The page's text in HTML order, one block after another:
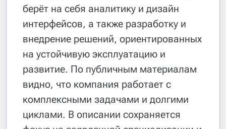
берёт на себя аналитику и дизайн
интерфейсов, а также разработку и
внедрение решений, ориентированных
на устойчивую эксплуатацию и
развитие. По публичным материалам
видно, что компания работает с
комплексными задачами и долгими
циклами. В описании сохраняется